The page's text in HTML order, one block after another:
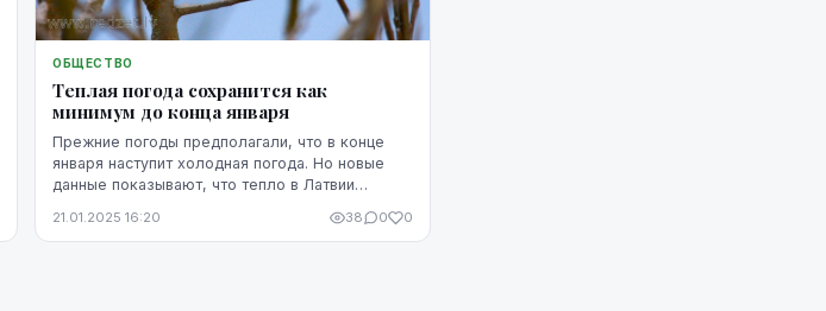
ОБЩЕСТВО
Теплая погода сохранится как
минимум до конца января
Прежние погоды предполагали, что в конце
января наступит холодная погода. Но новые
данные показывают, что тепло в Латвии
21.01.2025 16:20 38 0 0